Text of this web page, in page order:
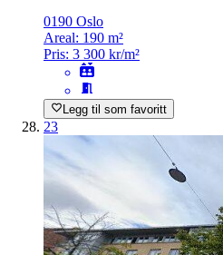
0190 Oslo
Areal: 190 m²
Pris: 3 300 kr/m²
Legg til som favoritt
23